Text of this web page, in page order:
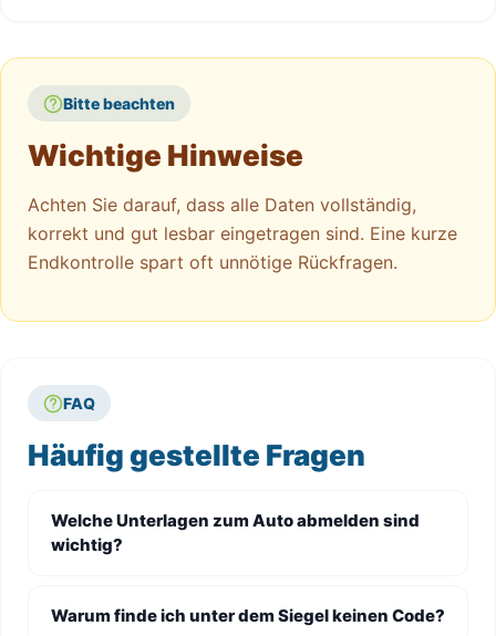
Bitte beachten
Wichtige Hinweise
Achten Sie darauf, dass alle Daten vollständig,
korrekt und gut lesbar eingetragen sind. Eine kurze
Endkontrolle spart oft unnötige Rückfragen.
FAQ
Häufig gestellte Fragen
Welche Unterlagen zum Auto abmelden sind
wichtig?
Warum finde ich unter dem Siegel keinen Code?